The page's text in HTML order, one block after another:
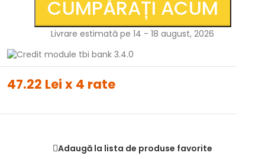
CUMPĂRAȚI ACUM
Livrare estimată pe 14 - 18 august, 2026
47.22 Lei x 4 rate
Adaugă la lista de produse favorite